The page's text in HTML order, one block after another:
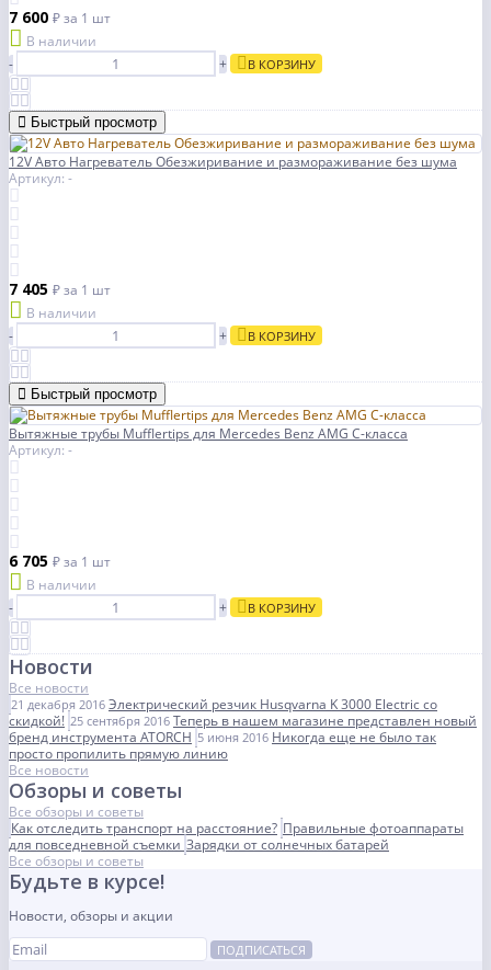
7 600 ₽за 1 шт
В наличии
-
+ В КОРЗИНУ
Быстрый просмотр
12V Авто Нагреватель Обезжиривание и размораживание без шума
Артикул: -
7 405 ₽за 1 шт
В наличии
-
+ В КОРЗИНУ
Быстрый просмотр
Вытяжные трубы Mufflertips для Mercedes Benz AMG C-класса
Артикул: -
6 705 ₽за 1 шт
В наличии
-
+ В КОРЗИНУ
Новости
Все новости
21 декабря 2016 Электрический резчик Husqvarna K 3000 Electric со
скидкой! 25 сентября 2016 Теперь в нашем магазине представлен новый
бренд инструмента ATORCH 5 июня 2016 Никогда еще не было так
просто пропилить прямую линию
Все новости
Обзоры и советы
Все обзоры и советы
Как отследить транспорт на расстояние? Правильные фотоаппараты
для повседневной съемки Зарядки от солнечных батарей
Все обзоры и советы
Будьте в курсе!
Новости, обзоры и акции
ПОДПИСАТЬСЯ